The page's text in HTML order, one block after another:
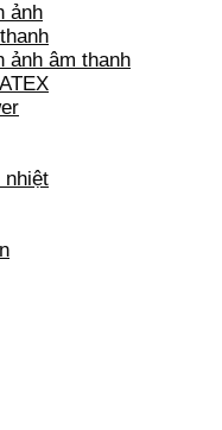
ảnh
ảnh âm thanh
nhiệt